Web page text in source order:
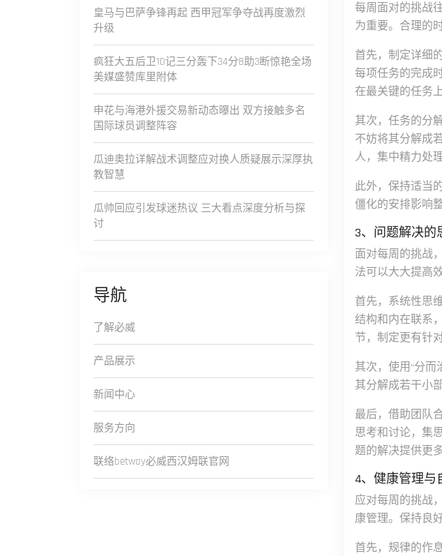
皇马与巴萨争锋再起 西甲冠军争夺战再度激烈
升级
疯狂大五后卫10记三分轰下34分8助3断惊艳全场
美媒盛赞库里附体
申花与海港外援交易新动态曝出 双方接触多名
国际球员调整阵容
瓜迪奥拉详解战术调整应对换人质疑展示深厚执
教智慧
瓜帅回应引发球迷热议 三大看点深度分析与探
讨
导航
了解必威
产品展示
新闻中心
服务方向
联络betway必威西汉姆联官网
每周面对的挑战
为重要。合理的
首先，制定详细
每项任务的完成
在最关键的任务
其次，任务的分
不妨将其分解成
人，集中精力处
此外，保持适当
僵化的安排影响
3、问题解决的
面对每周的挑战
法可以大大提高
首先，系统性思
结构和内在联系
节，制定更有针
其次，使用“分
其分解成若干小
最后，借助团队
思考和讨论，集
题的解决提供更
4、健康管理与
应对每周的挑战
康管理。保持良
首先，规律的作